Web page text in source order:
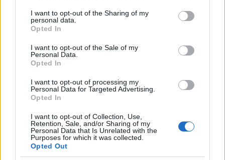
not limited to your visit or usage behaviour. You may click to
grant or deny consent to Google and its third-party tags to
use your data for below specified purposes in below Google
consent section.
I want to opt-out of the Sharing of my
personal data.
Opted In
I want to opt-out of the Sale of my
Personal Data.
Opted In
I want to opt-out of processing my
Personal Data for Targeted Advertising.
Opted In
I want to opt-out of Collection, Use,
Retention, Sale, and/or Sharing of my
Personal Data that Is Unrelated with the
Purposes for which it was collected.
Opted Out
A piac sosem tud korlátozni, csak a korlátlan
globalizációt és a pofátlan tőkekoncentrációt hozta.
elmúlt 3 évben.
Kalmár
15 éve
@Kalmár: Etatizmus persze, ha már nem beszélünk
magyar.